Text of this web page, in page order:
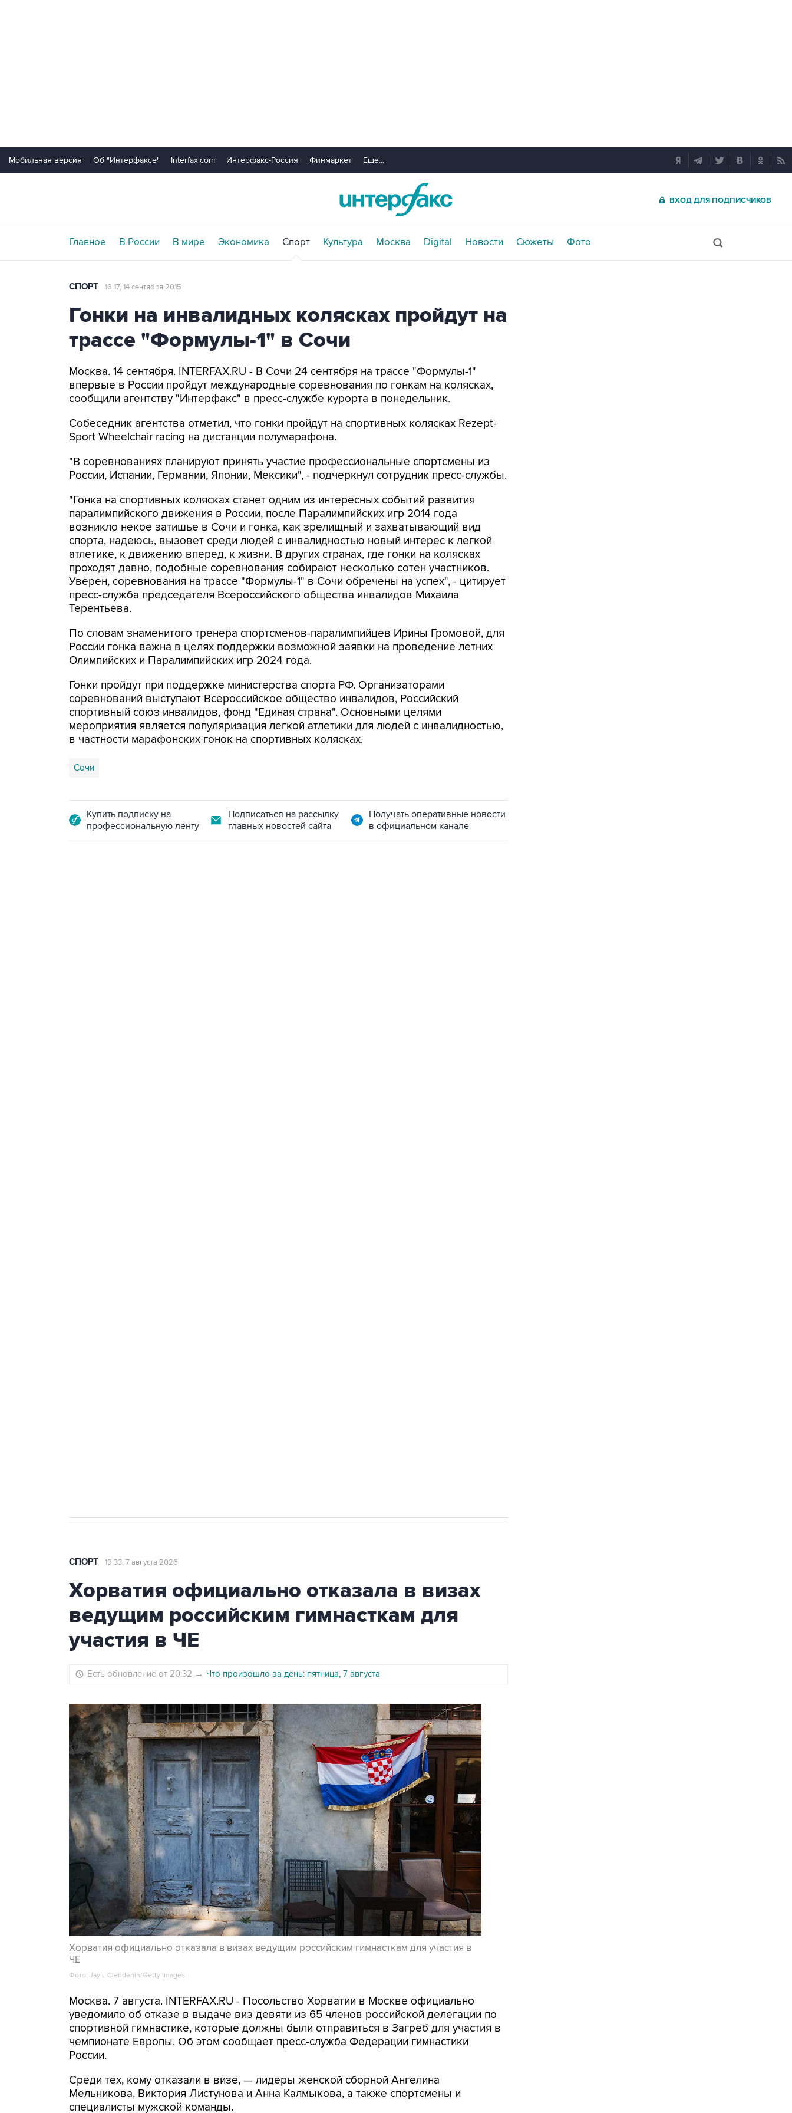
Мобильная версия Об "Интерфаксе" Interfax.com Интерфакс-Россия Финмаркет Еще...
ВХОД ДЛЯ ПОДПИСЧИКОВ
Главное В России В мире Экономика Спорт Культура Москва Digital Новости Сюжеты Фото
СПОРТ 16:17, 14 сентября 2015
Гонки на инвалидных колясках пройдут на
трассе "Формулы-1" в Сочи
Москва. 14 сентября. INTERFAX.RU - В Cочи 24 сентября на трассе "Формулы-1"
впервые в России пройдут международные соревнования по гонкам на колясках,
сообщили агентству "Интерфакс" в пресс-службе курорта в понедельник.
Собеседник агентства отметил, что гонки пройдут на спортивных колясках Rezept-
Sport Wheelchair racing на дистанции полумарафона.
"В соревнованиях планируют принять участие профессиональные спортсмены из
России, Испании, Германии, Японии, Мексики", - подчеркнул сотрудник пресс-службы.
"Гонка на спортивных колясках станет одним из интересных событий развития
паралимпийского движения в России, после Паралимпийских игр 2014 года
возникло некое затишье в Сочи и гонка, как зрелищный и захватывающий вид
спорта, надеюсь, вызовет среди людей с инвалидностью новый интерес к легкой
атлетике, к движению вперед, к жизни. В других странах, где гонки на колясках
проходят давно, подобные соревнования собирают несколько сотен участников.
Уверен, соревнования на трассе "Формулы-1" в Сочи обречены на успех", - цитирует
пресс-служба председателя Всероссийского общества инвалидов Михаила
Терентьева.
По словам знаменитого тренера спортсменов-паралимпийцев Ирины Громовой, для
России гонка важна в целях поддержки возможной заявки на проведение летних
Олимпийских и Паралимпийских игр 2024 года.
Гонки пройдут при поддержке министерства спорта РФ. Организаторами
соревнований выступают Всероссийское общество инвалидов, Российский
спортивный союз инвалидов, фонд "Единая страна". Основными целями
мероприятия является популяризация легкой атлетики для людей с инвалидностью,
в частности марафонских гонок на спортивных колясках.
Сочи
Купить подписку на
профессиональную ленту
Подписаться на рассылку
главных новостей сайта
Получать оперативные новости
в официальном канале
СПОРТ 19:33, 7 августа 2026
Хорватия официально отказала в визах
ведущим российским гимнасткам для
участия в ЧЕ
Есть обновление от 20:32 → Что произошло за день: пятница, 7 августа
Хорватия официально отказала в визах ведущим российским гимнасткам для участия в
ЧЕ
Фото: Jay L Clendenin/Getty Images
Москва. 7 августа. INTERFAX.RU - Посольство Хорватии в Москве официально
уведомило об отказе в выдаче виз девяти из 65 членов российской делегации по
спортивной гимнастике, которые должны были отправиться в Загреб для участия в
чемпионате Европы. Об этом сообщает пресс-служба Федерации гимнастики
России.
Среди тех, кому отказали в визе, — лидеры женской сборной Ангелина
Мельникова, Виктория Листунова и Анна Калмыкова, а также спортсмены и
специалисты мужской команды.